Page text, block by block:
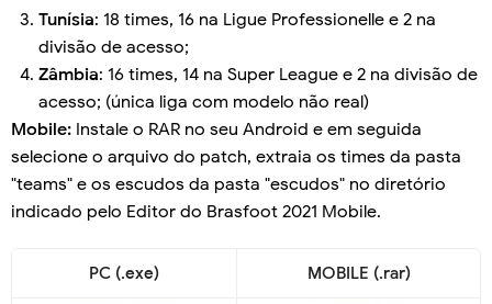
Tunísia: 18 times, 16 na Ligue Professionelle e 2 na
divisão de acesso;
Zâmbia: 16 times, 14 na Super League e 2 na divisão de
acesso; (única liga com modelo não real)
Mobile: Instale o RAR no seu Android e em seguida
selecione o arquivo do patch, extraia os times da pasta
"teams" e os escudos da pasta "escudos" no diretório
indicado pelo Editor do Brasfoot 2021 Mobile.
PC (.exe) MOBILE (.rar)